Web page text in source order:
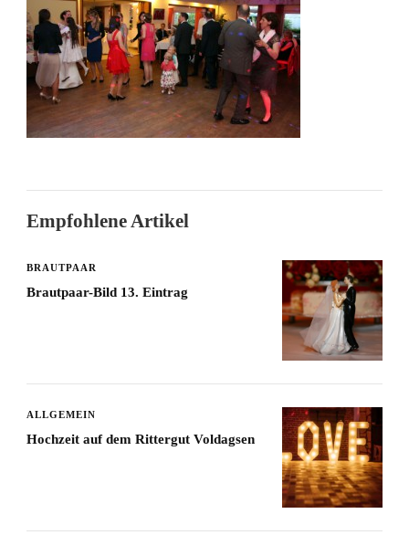
Empfohlene Artikel
BRAUTPAAR
Brautpaar-Bild 13. Eintrag
ALLGEMEIN
Hochzeit auf dem Rittergut Voldagsen